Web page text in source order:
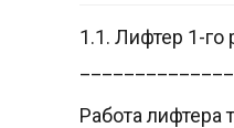
1.1. Лифтер 1-го
Работа лифтера